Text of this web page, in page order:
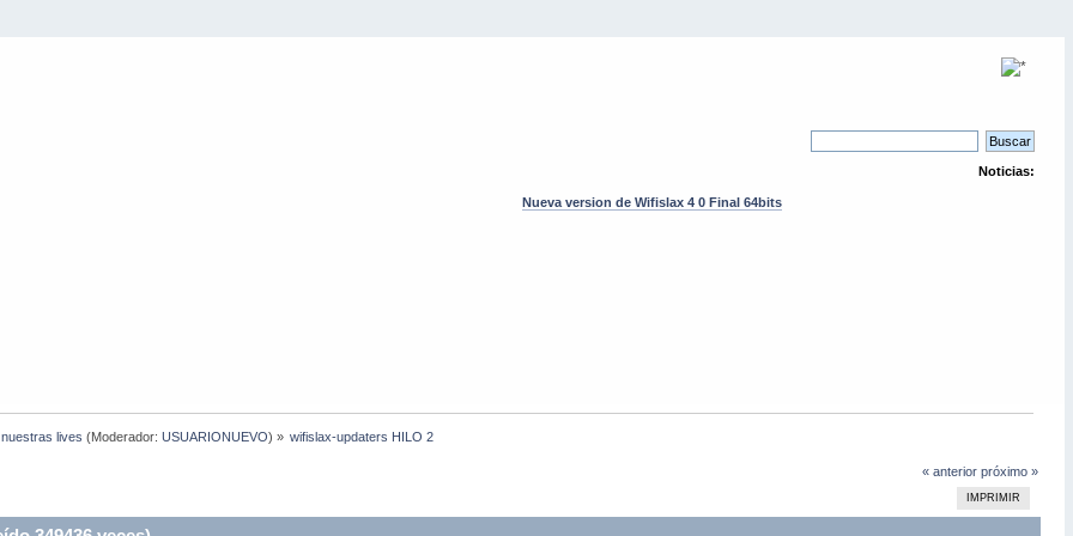
Noticias:
Nueva version de Wifislax 4 0 Final 64bits
lives (Moderador: USUARIONUEVO) » wifislax-updaters HILO 2
« anterior próximo »
IMPRIMIR